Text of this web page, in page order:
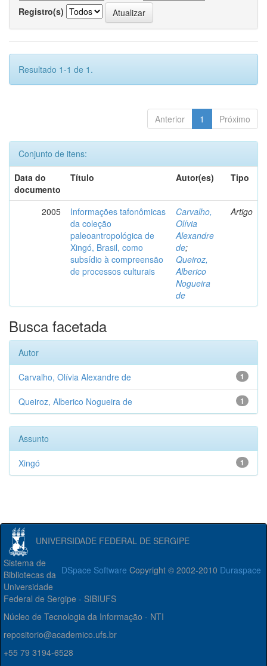
Registro(s)
Resultado 1-1 de 1.
Anterior 1 Próximo
Conjunto de itens:
Data do
documento
Título Autor(es) Tipo
2005
Informações tafonômicas
da coleção
paleoantropológica de
Xingó, Brasil, como
subsídio à compreensão
de processos culturais
Carvalho,
Olívia
Alexandre
de;
Queiroz,
Alberico
Nogueira
de
Artigo
Busca facetada
Autor
1
Carvalho, Olívia Alexandre de
1
Queiroz, Alberico Nogueira de
Assunto
1
Xingó
UNIVERSIDADE FEDERAL DE SERGIPE
DSpace Software Copyright © 2002-2010 Duraspace
Sistema de
Bibliotecas da
Universidade
Federal de Sergipe - SIBIUFS
Núcleo de Tecnologia da Informação - NTI
repositorio@academico.ufs.br
+55 79 3194-6528